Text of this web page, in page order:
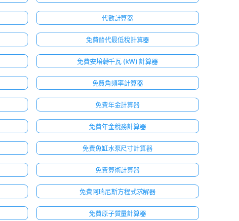
代數計算器
免費替代最低稅計算器
免費安培轉千瓦 (kW) 計算器
免費角頻率計算器
免費年金計算器
免費年金稅務計算器
免費魚缸水泵尺寸計算器
免費算術計算器
免費阿瑞尼斯方程式求解器
免費原子質量計算器